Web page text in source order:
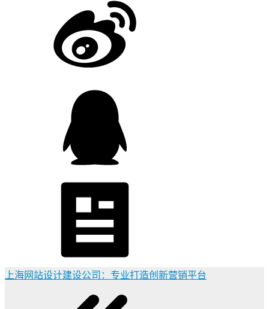
上海网站设计建设公司：专业打造创新营销平台